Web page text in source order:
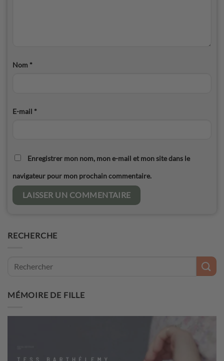
Nom *
E-mail *
Enregistrer mon nom, mon e-mail et mon site dans le
navigateur pour mon prochain commentaire.
RECHERCHE
MÉMOIRE DE FILLE